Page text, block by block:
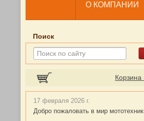
О КОМПАНИИ
Поиск
Корзина
17 февраля 2026 г.
Добро пожаловать в мир